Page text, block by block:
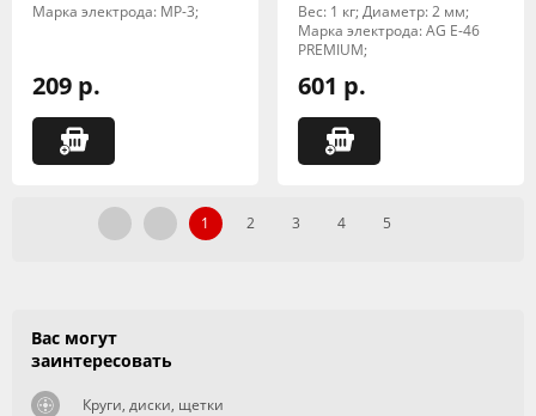
Марка электрода: МР-3;
209 р.
Вес: 1 кг; Диаметр: 2 мм;
Марка электрода: AG E-46
PREMIUM;
601 р.
1 2 3 4 5
Вас могут
заинтересовать
Круги, диски, щетки